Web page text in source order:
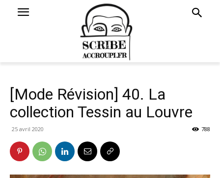
[Mode Révision] 40. La
collection Tessin au Louvre
25 avril 2020 788